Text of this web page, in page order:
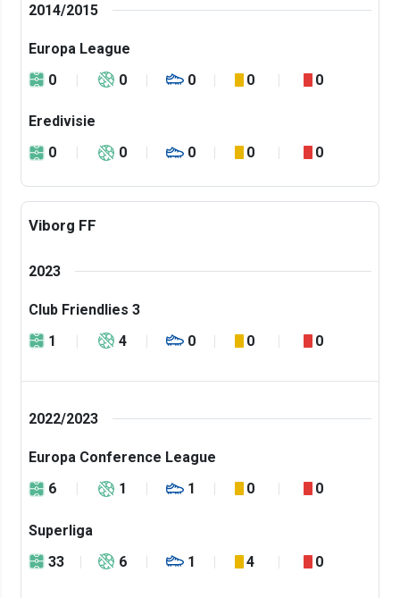
2014/2015
Europa League
0
0 0 0 0
Eredivisie
0
0 0 0 0
Viborg FF
2023
Club Friendlies 3
1
4 0 0 0
2022/2023
Europa Conference League
6
1 1 0 0
Superliga
33
6 1 4 0